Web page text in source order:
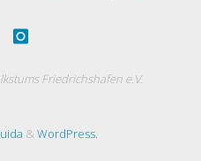
Friedrichshafen e.V.
& WordPress.